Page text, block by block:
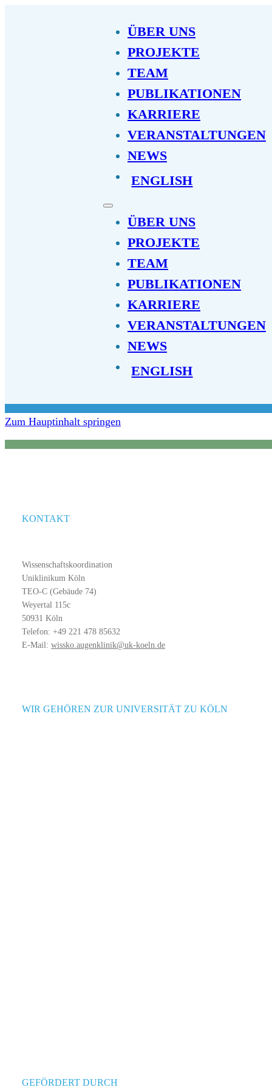
Zum Hauptinhalt springen
ÜBER UNS
PROJEKTE
TEAM
PUBLIKATIONEN
KARRIERE
VERANSTALTUNGEN
NEWS
ENGLISH
ÜBER UNS
PROJEKTE
TEAM
PUBLIKATIONEN
KARRIERE
VERANSTALTUNGEN
NEWS
ENGLISH
KONTAKT
Wissenschaftskoordination
Uniklinikum Köln
TEO-C (Gebäude 74)
Weyertal 115c
50931 Köln
Telefon: +49 221 478 85632
E-Mail: wissko.augenklinik@uk-koeln.de
WIR GEHÖREN ZUR UNIVERSITÄT ZU KÖLN
GEFÖRDERT DURCH